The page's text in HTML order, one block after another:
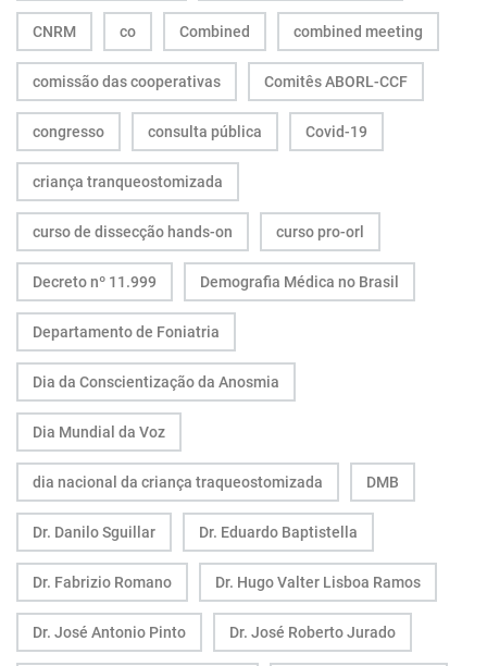
CNRM co Combined combined meeting
comissão das cooperativas Comitês ABORL-CCF
congresso consulta pública Covid-19
criança tranqueostomizada
curso de dissecção hands-on curso pro-orl
Decreto nº 11.999 Demografia Médica no Brasil
Departamento de Foniatria
Dia da Conscientização da Anosmia
Dia Mundial da Voz
dia nacional da criança traqueostomizada DMB
Dr. Danilo Sguillar Dr. Eduardo Baptistella
Dr. Fabrizio Romano Dr. Hugo Valter Lisboa Ramos
Dr. José Antonio Pinto Dr. José Roberto Jurado